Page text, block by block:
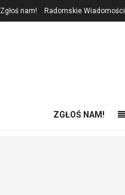
Zgłoś nam! Radomskie Wiadomości
ZGŁOŚ NAM!